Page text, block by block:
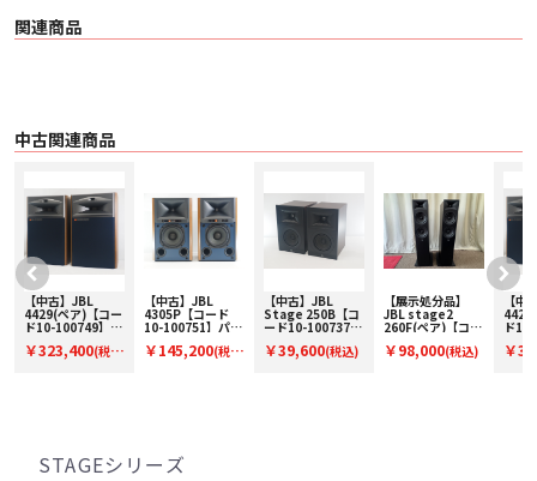
ラインレベルLFEインプット
Stage 2では、磁気的に取り付けられたグリル、独自のトリムリング、フローテ
ィングフロントバッフルデザインなど、ライン全体にプレミアムなディテール
200Pのフロアスパイクは、厚めのラグや豪華なカーペットにスピーカーを置
く際に安定感をもたらします。カーペットスパイクは、スピーカーの台座の各
足に手動でねじ込むことができ、上部から簡単に調整できます。
■ 主な仕様
〇 製品名 JBL STAGE 200P BLK
〇 タイプ パワード・サブウーファー
〇 カラー エスプレッソ
〇 スピーカー構成 250mm 径ポリセルロース･リブドコーン・ウーファー
〇 内臓アンプ 150W (RMS) / 300W (Dynamic)
〇 クロスオーバー周波数 50Hz ～150Hz（連続可変）、-24dB/oct.
〇 寸法（幅×高×奥） 350mm x 361mm x 411mm (足を含む、スパイクを
関連商品
中古関連商品
【中古】JBL
4429(ペア)【コー
ド10-100749】ブ
ーカー(ペア)
￥323,400(税
【中古】JBL
4305P【コード
10-100751】パワ
タースピーカー(ペ
￥145,200(税
【中古】JBL
Stage 250B【コ
ード10-100737】
ピーカー(ペア)
￥39,600(税込)
【展示処分品】
JBL stage2
260F(ペア)【コー
ロア型スピーカー
￥98,000(税込)
【中
ド
ーカ
￥
STAGEシリーズ